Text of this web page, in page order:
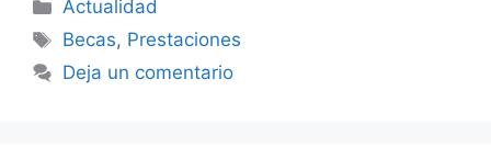
Actualidad
Etiquetas
Becas, Prestaciones
Deja un comentario